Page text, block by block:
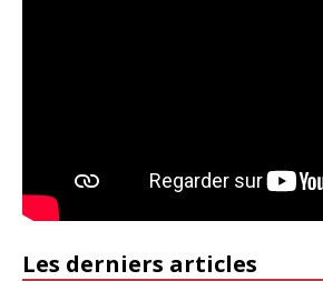
Les derniers articles